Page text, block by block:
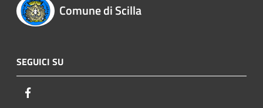
Comune di Scilla
SEGUICI SU